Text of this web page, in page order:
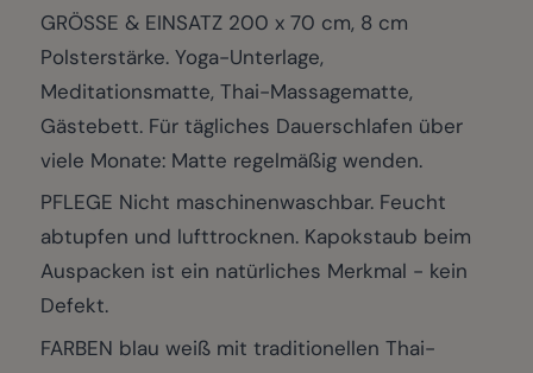
GRÖSSE & EINSATZ 200 x 70 cm, 8 cm
Polsterstärke. Yoga-Unterlage,
Meditationsmatte, Thai-Massagematte,
Gästebett. Für tägliches Dauerschlafen über
viele Monate: Matte regelmäßig wenden.
PFLEGE Nicht maschinenwaschbar. Feucht
abtupfen und lufttrocknen. Kapokstaub beim
Auspacken ist ein natürliches Merkmal - kein
Defekt.
FARBEN blau weiß mit traditionellen Thai-